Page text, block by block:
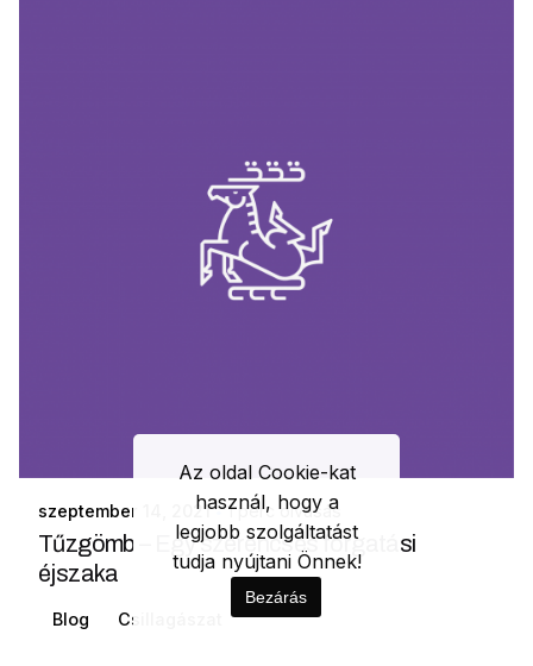
szeptember 14, 2021 1 perc olvasás
Tűzgömb – Egy szerencsés forgatási
éjszaka
Blog Csillagászat
Az oldal Cookie-kat
használ, hogy a
legjobb szolgáltatást
tudja nyújtani Önnek!
Bezárás